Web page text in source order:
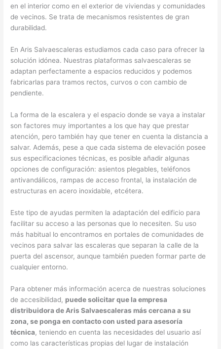
en el interior como en el exterior de viviendas y comunidades
de vecinos. Se trata de mecanismos resistentes de gran
durabilidad.
En Aris Salvaescaleras estudiamos cada caso para ofrecer la
solución idónea. Nuestras plataformas salvaescaleras se
adaptan perfectamente a espacios reducidos y podemos
fabricarlas para tramos rectos, curvos o con cambio de
pendiente.
La forma de la escalera y el espacio donde se vaya a instalar
son factores muy importantes a los que hay que prestar
atención, pero también hay que tener en cuenta la distancia a
salvar. Además, pese a que cada sistema de elevación posee
sus especificaciones técnicas, es posible añadir algunas
opciones de configuración: asientos plegables, teléfonos
antivandálicos, rampas de acceso frontal, la instalación de
estructuras en acero inoxidable, etcétera.
Este tipo de ayudas permiten la adaptación del edificio para
facilitar su acceso a las personas que lo necesiten. Su uso
más habitual lo encontramos en portales de comunidades de
vecinos para salvar las escaleras que separan la calle de la
puerta del ascensor, aunque también pueden formar parte de
cualquier entorno.
Para obtener más información acerca de nuestras soluciones
de accesibilidad, puede solicitar que la empresa
distribuidora de Aris Salvaescaleras más cercana a su
zona, se ponga en contacto con usted para asesoría
técnica, teniendo en cuenta las necesidades del usuario así
como las características propias del lugar de instalación